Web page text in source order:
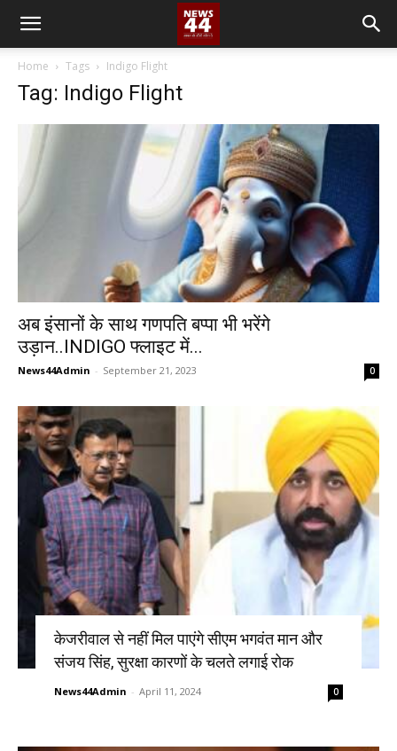
Home Tags Indigo Flight
Tag: Indigo Flight
अब इंसानों के साथ गणपति बप्पा भी भरेंगे
उड़ान..INDIGO फ्लाइट में...
News44Admin - September 21, 2023 0
केजरीवाल से नहीं मिल पाएंगे सीएम भगवंत मान और
संजय सिंह, सुरक्षा कारणों के चलते लगाई रोक
News44Admin - April 11, 2024 0